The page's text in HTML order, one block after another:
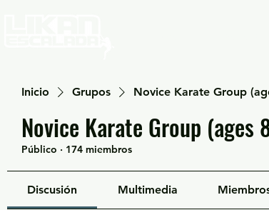
Inicio Grupos Novice Karate Group
Novice Karate Group (ages
Público · 174 miembros
Discusión Multimedia